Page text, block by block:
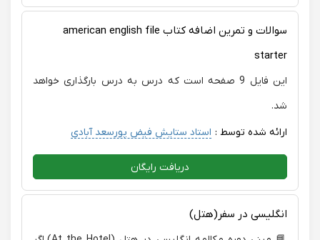
سوالات و تمرین اضافه کتاب american english file
starter
این فایل 9 صفحه است که درس به درس بارگذاری خواهد
شد.
ارائه شده توسط : استاد ستایش فیض پورسعد آبادی
دریافت رایگان
انگلیسی در سفر(هتل)